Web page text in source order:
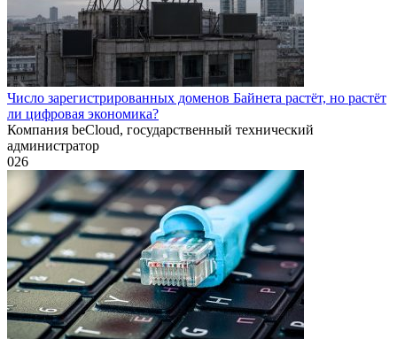
Число зарегистрированных доменов Байнета растёт, но растёт
ли цифровая экономика?
Компания beCloud, государственный технический
администратор
026